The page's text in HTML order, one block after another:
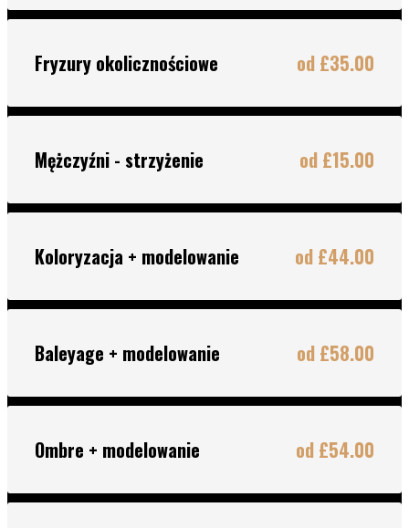
Fryzury okolicznościowe od £35.00
Mężczyźni - strzyżenie od £15.00
Koloryzacja + modelowanie od £44.00
Baleyage + modelowanie od £58.00
Ombre + modelowanie od £54.00